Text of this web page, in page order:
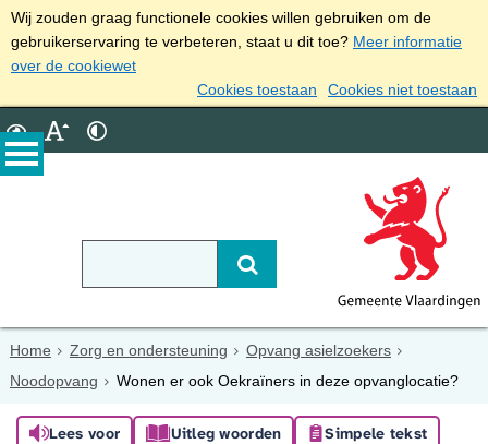
Wij zouden graag functionele cookies willen gebruiken om de
gebruikerservaring te verbeteren, staat u dit toe? Meer informatie
over de cookiewet
Cookies toestaan
Cookies niet toestaan
Home Zorg en ondersteuning
Opvang asielzoekers
Noodopvang
Wonen er ook Oekraïners in deze opvanglocatie?
Lees voor Uitleg woorden Simpele tekst